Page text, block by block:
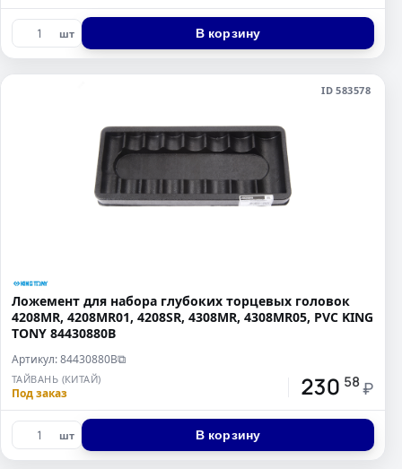
шт В корзину
ID 583578
Ложемент для набора глубоких торцевых головок
4208MR, 4208MR01, 4208SR, 4308MR, 4308MR05, PVC KING
TONY 84430880B
Артикул: 84430880B⧉
ТАЙВАНЬ (КИТАЙ)
Под заказ 230 58 ₽
шт В корзину